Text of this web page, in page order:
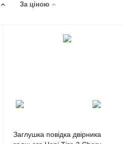
За ціною
Заглушка повідка двірника